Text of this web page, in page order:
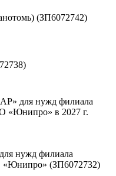
(ЗП6072742)
для нужд филиала
«Юнипро» в 2027 г.
нужд филиала
(ЗП6072732)